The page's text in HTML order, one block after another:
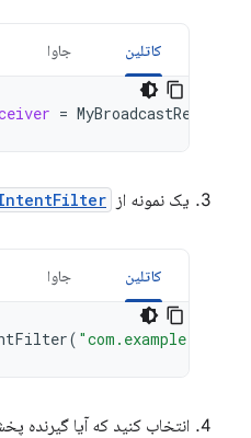
کاتلین جاوا
= MyBroadcastReceiver
یک نمونه از
کاتلین جاوا
(
انتخاب کنید که آیا گیرنده